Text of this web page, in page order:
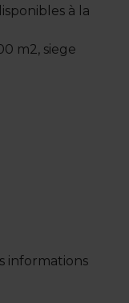
à la
m2, siege
informations